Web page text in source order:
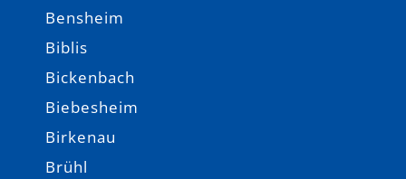
Bensheim
Biblis
Bickenbach
Biebesheim
Birkenau
Brühl